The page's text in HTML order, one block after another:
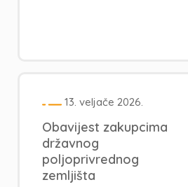
13. veljače 2026.
Obavijest zakupcima
državnog
poljoprivrednog
zemljišta